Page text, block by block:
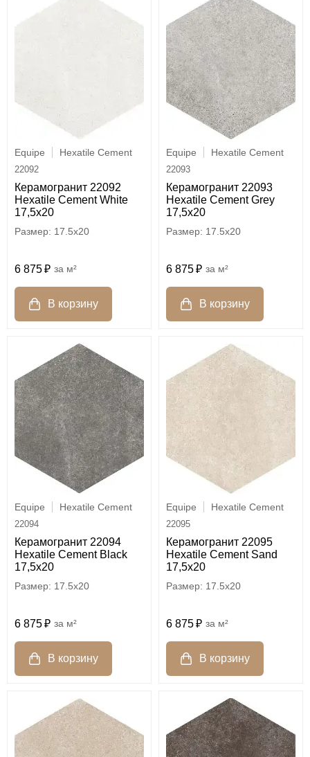
Equipe Hexatile Cement
22092
Керамогранит 22092
Hexatile Cement White
17,5x20
17.5x20
6 875 м²
Equipe Hexatile Cement
22093
Керамогранит 22093
Hexatile Cement Grey
17,5x20
17.5x20
6 875 м²
Equipe Hexatile Cement
22094
Керамогранит 22094
Hexatile Cement Black
17,5x20
17.5x20
6 875 м²
Equipe Hexatile Cement
22095
Керамогранит 22095
Hexatile Cement Sand
17,5x20
17.5x20
6 875 м²